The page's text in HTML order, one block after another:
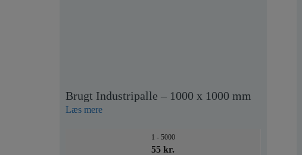
Brugt Industripalle – 1000 x 1000 mm
Læs mere
1 - 5000
55 kr.